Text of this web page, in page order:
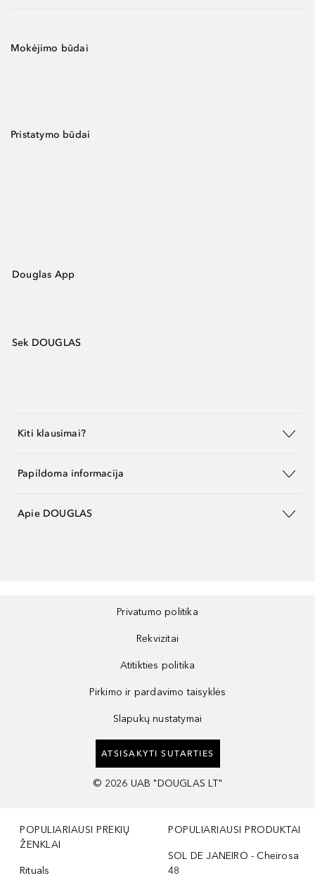
Mokėjimo būdai
Pristatymo būdai
Douglas App
Sek DOUGLAS
Kiti klausimai?
Papildoma informacija
Apie DOUGLAS
Privatumo politika
Rekvizitai
Atitikties politika
Pirkimo ir pardavimo taisyklės
Slapukų nustatymai
ATSISAKYTI SUTARTIES
© 2026 UAB "DOUGLAS LT"
POPULIARIAUSI PREKIŲ
ŽENKLAI
Rituals
POPULIARIAUSI PRODUKTAI
SOL DE JANEIRO - Cheirosa
48